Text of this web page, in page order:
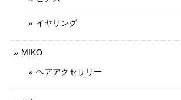
イヤリング
MIKO
ヘアアクセサリー